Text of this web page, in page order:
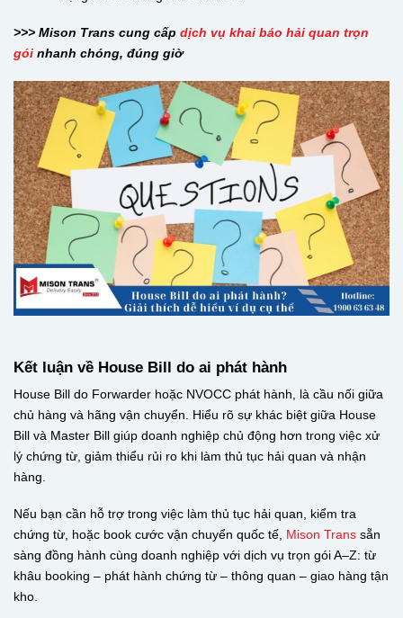
>>> Mison Trans cung cấp dịch vụ khai báo hải quan trọn
gói nhanh chóng, đúng giờ
Kết luận về House Bill do ai phát hành
House Bill do Forwarder hoặc NVOCC phát hành, là cầu nối giữa
chủ hàng và hãng vận chuyển. Hiểu rõ sự khác biệt giữa House
Bill và Master Bill giúp doanh nghiệp chủ động hơn trong việc xử
lý chứng từ, giảm thiểu rủi ro khi làm thủ tục hải quan và nhận
hàng.
Nếu bạn cần hỗ trợ trong việc làm thủ tục hải quan, kiểm tra
chứng từ, hoặc book cước vận chuyển quốc tế, Mison Trans sẵn
sàng đồng hành cùng doanh nghiệp với dịch vụ trọn gói A–Z: từ
khâu booking – phát hành chứng từ – thông quan – giao hàng tận
kho.